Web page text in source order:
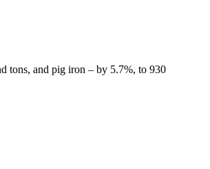
tons, and pig iron – by 5.7%, to 930